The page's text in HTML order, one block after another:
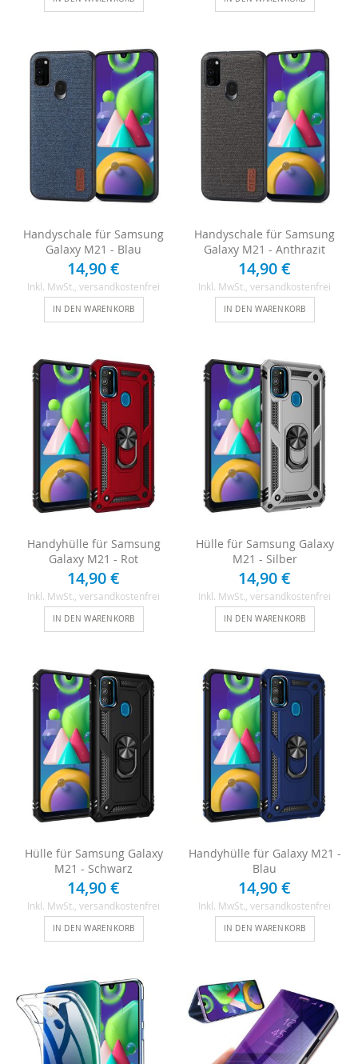
Handyschale für Samsung
Galaxy M21 - Blau
14,90 €
Inkl. MwSt. , versandkostenfrei
IN DEN WARENKORB
Handyschale für Samsung
Galaxy M21 - Anthrazit
14,90 €
Inkl. MwSt. , versandkostenfrei
IN DEN WARENKORB
Handyhülle für Samsung
Galaxy M21 - Rot
14,90 €
Inkl. MwSt. , versandkostenfrei
IN DEN WARENKORB
Hülle für Samsung Galaxy
M21 - Silber
14,90 €
Inkl. MwSt. , versandkostenfrei
IN DEN WARENKORB
Hülle für Samsung Galaxy
M21 - Schwarz
14,90 €
Inkl. MwSt., versandkostenfrei
IN DEN WARENKORB
Handyhülle für Galaxy M21 -
Blau
14,90 €
Inkl. MwSt., versandkostenfrei
IN DEN WARENKORB